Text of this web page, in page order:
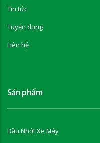
Tin tức
Tuyển dụng
Liên hệ
Sản phẩm
Dầu Nhớt Xe Máy